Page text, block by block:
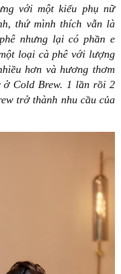
với một kiểu phụ nữ
thứ mình thích vẫn là
nhưng lại có phần e
loại cà phê với lượng
hơn và hương thơm
ở Cold Brew. 1 lần rồi 2
trở thành nhu cầu của